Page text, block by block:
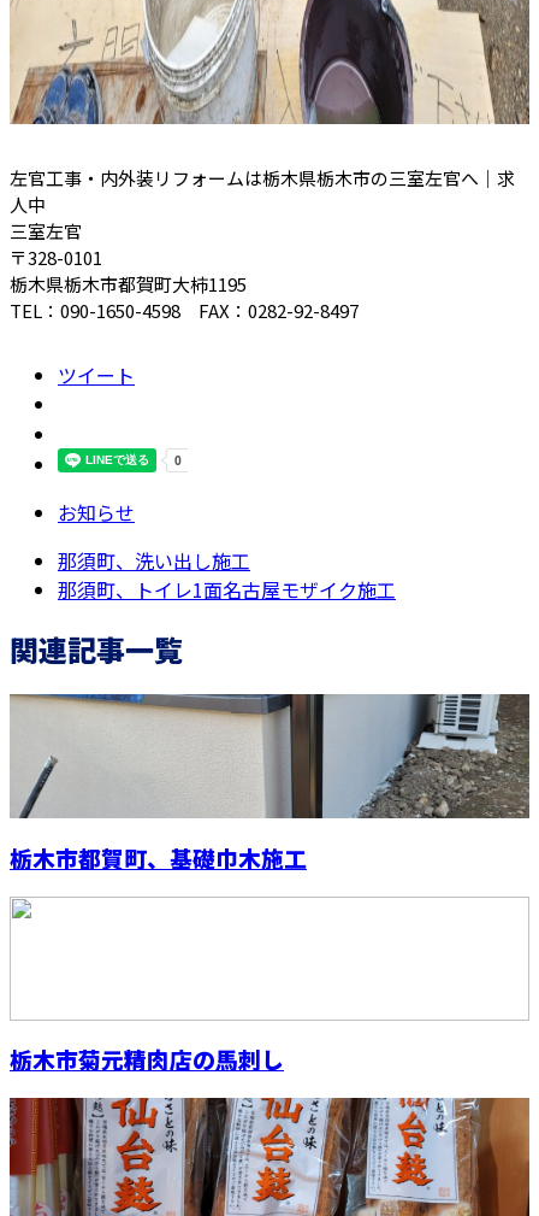
左官工事・内外装リフォームは栃木県栃木市の三室左官へ｜求
人中
三室左官
〒328-0101
栃木県栃木市都賀町大柿1195
TEL：090-1650-4598 FAX：0282-92-8497
ツイート
お知らせ
那須町、洗い出し施工
那須町、トイレ1面名古屋モザイク施工
関連記事一覧
栃木市都賀町、基礎巾木施工
栃木市菊元精肉店の馬刺し